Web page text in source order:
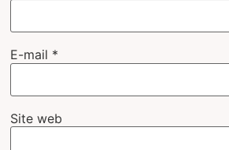
E-mail *
Site web